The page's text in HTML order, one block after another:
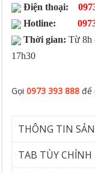
Điện thoại:
Hotline:
Thời gian: Từ 8h
17h30
Gọi0973 393 888 để
THÔNG TIN
TAB TÙY CHỈNH